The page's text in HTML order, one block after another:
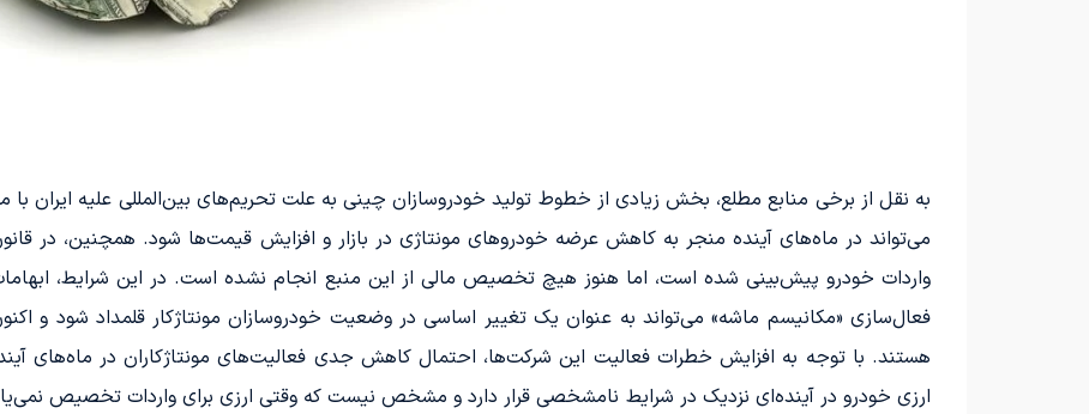
به نقل از برخی منابع مطلع، بخش زیادی از خطوط تولید خودروسازان چینی به علت تحریم‌های بین‌المللی علیه
واردات خودرو پیش‌بینی شده است، اما هنوز هیچ تخصیص مالی از این منبع انجام نشده است. در این شرایط،
فعال‌سازی «مکانیسم ماشه» می‌تواند به عنوان یک تغییر اساسی در وضعیت خودروسازان مونتاژکار قلمداد شود و
هستند. با توجه به افزایش خطرات فعالیت این شرکت‌ها، احتمال کاهش جدی فعالیت‌های مونتاژکاران در ماه‌های
ارزی خودرو در آینده‌ای نزدیک در شرایط نامشخصی قرار دارد و مشخص نیست که وقتی ارزی برای واردات تخصیص